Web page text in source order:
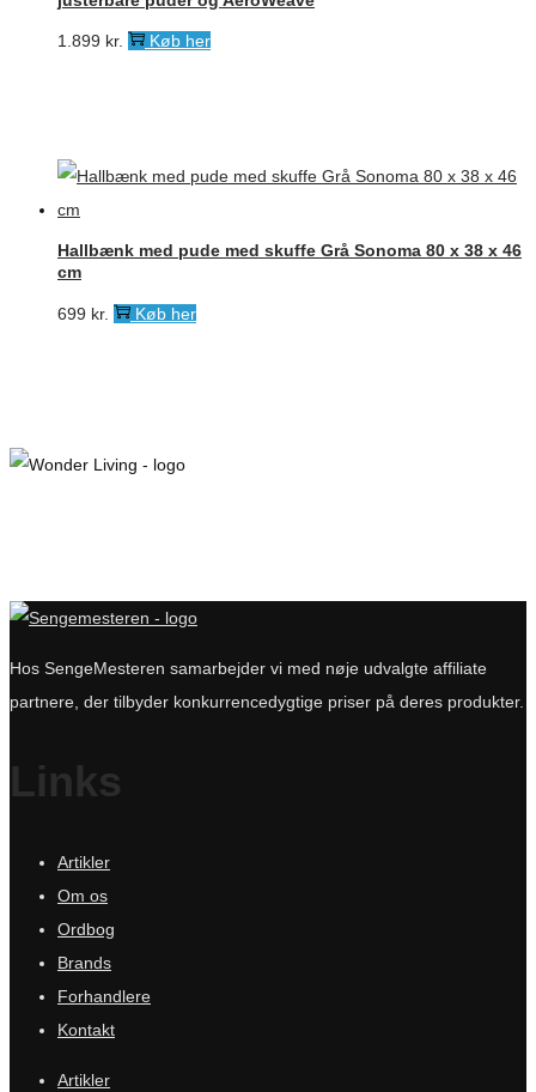
1.899 kr. Køb her
Hallbænk med pude med skuffe Grå Sonoma 80 x 38 x 46
cm
699 kr. Køb her
Hos SengeMesteren samarbejder vi med nøje udvalgte affiliate
partnere, der tilbyder konkurrencedygtige priser på deres produkter.
Links
Artikler
Om os
Ordbog
Brands
Forhandlere
Kontakt
Artikler